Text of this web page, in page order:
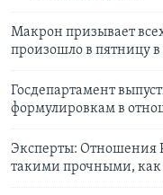
Макрон призывает всех
произошло в пятницу
Госдепартамент
формулировкам в
Эксперты: Отношения
такими прочными, как